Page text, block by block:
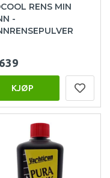
RENS MIN
-
KJØP